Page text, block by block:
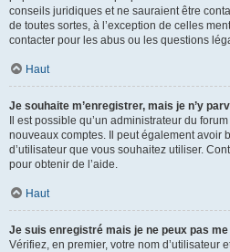
conseils juridiques et ne sauraient être
de toutes sortes, à l’exception de celles
contacter pour les abus ou les questions
Haut
Je souhaite m’enregistrer, mais je n’y
Il est possible qu’un administrateur du
nouveaux comptes. Il peut également avoir
d’utilisateur que vous souhaitez utiliser.
pour obtenir de l’aide.
Haut
Je suis enregistré mais je ne peux pas
Vérifiez, en premier, votre nom d’utilisateur